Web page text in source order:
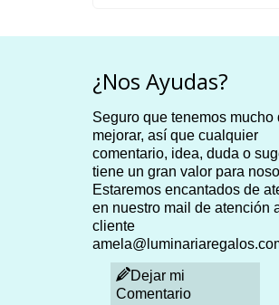
¿Nos Ayudas?
Seguro que tenemos mucho
mejorar, así que cualquier
comentario, idea, duda o
tiene un gran valor para
Estaremos encantados de
en nuestro mail de atención
cliente
Dejar mi
Comentario